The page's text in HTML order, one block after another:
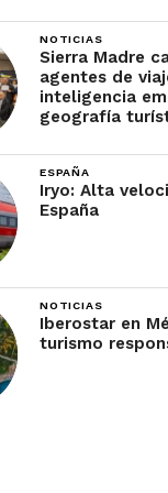
NOTICIAS
Sierra Madre
agentes de
inteligencia
geografía
ESPAÑA
Iryo: Alta
España
NOTICIAS
Iberostar en
turismo